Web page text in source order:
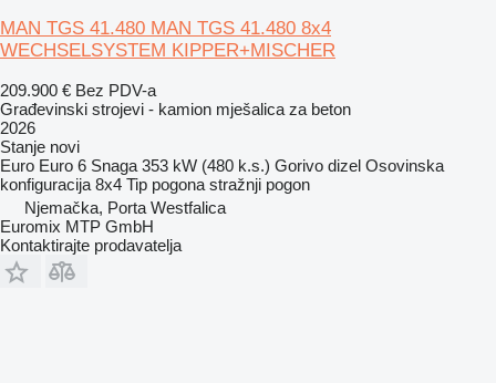
MAN TGS 41.480 MAN TGS 41.480 8x4
WECHSELSYSTEM KIPPER+MISCHER
209.900 € Bez PDV-a
Građevinski strojevi - kamion mješalica za beton
2026
Stanje novi
Euro Euro 6 Snaga 353 kW (480 k.s.) Gorivo dizel Osovinska
konfiguracija 8x4 Tip pogona stražnji pogon
Njemačka, Porta Westfalica
Euromix MTP GmbH
Kontaktirajte prodavatelja